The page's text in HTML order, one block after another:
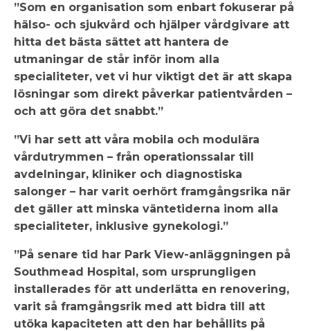
”Som en organisation som enbart fokuserar på
hälso- och sjukvård och hjälper vårdgivare att
hitta det bästa sättet att hantera de
utmaningar de står inför inom alla
specialiteter, vet vi hur viktigt det är att skapa
lösningar som direkt påverkar patientvården –
och att göra det snabbt.”
”Vi har sett att våra mobila och modulära
vårdutrymmen – från operationssalar till
avdelningar, kliniker och diagnostiska
salonger – har varit oerhört framgångsrika när
det gäller att minska väntetiderna inom alla
specialiteter, inklusive gynekologi.”
”På senare tid har Park View-anläggningen på
Southmead Hospital, som ursprungligen
installerades för att underlätta en renovering,
varit så framgångsrik med att bidra till att
utöka kapaciteten att den har behållits på